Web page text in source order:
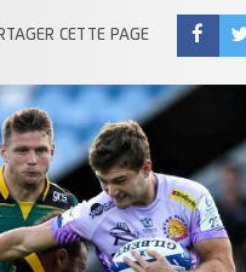
CETTE PAGE